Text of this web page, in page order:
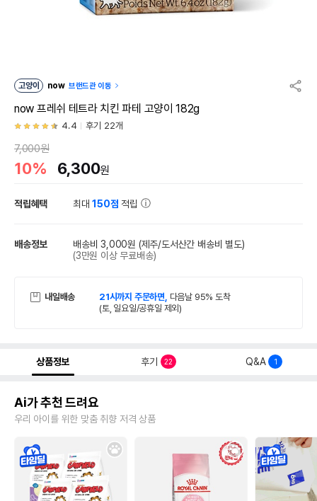
고양이 now 브랜드관 이동
now 프레쉬 테트라 치킨 파테 고양이 182g
4.4 후기 22개
7,000원
10% 6,300원
적립혜택 최대150점 적립
배송정보 배송비 3,000원 (제주/도서산간 배송비 별도)
(3만원 이상 무료배송)
내일배송 21시까지 주문하면, 다음날 95% 도착
(토, 일요일/공휴일 제외)
상품정보 후기 22 Q&A 1
Ai가 추천 드려요
우리 아이를 위한 맞춤 취향 저격 상품